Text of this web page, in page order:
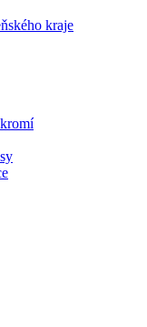
kraje